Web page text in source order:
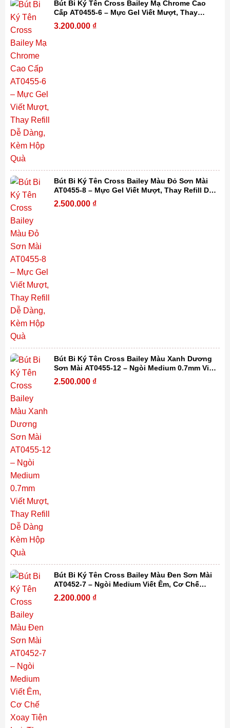
Bút Bi Ký Tên Cross Bailey Mạ Chrome Cao
Cấp AT0455-6 – Mực Gel Viết Mượt, Thay
Refill Dễ Dàng, Kèm Hộp Quà
3.200.000 ₫
Bút Bi Ký Tên Cross Bailey Màu Đỏ Sơn Mài
AT0455-8 – Mực Gel Viết Mượt, Thay Refill Dễ
Dàng, Kèm Hộp Quà
2.500.000 ₫
Bút Bi Ký Tên Cross Bailey Màu Xanh Dương
Sơn Mài AT0455-12 – Ngòi Medium 0.7mm Viết
Mượt, Thay Refill Dễ Dàng Kèm Hộp Quà
2.500.000 ₫
Bút Bi Ký Tên Cross Bailey Màu Đen Sơn Mài
AT0452-7 – Ngòi Medium Viết Êm, Cơ Chế
Xoay Tiện Lợi, Thay Refill Dễ Dàng Kèm Hộp
2.200.000 ₫